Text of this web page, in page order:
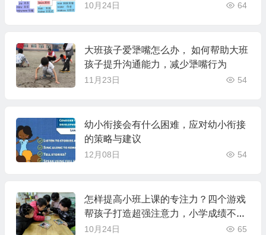
10月24日 64
大班孩子爱犟嘴怎么办， 如何帮助大班
孩子提升沟通能力，减少犟嘴行为
11月23日 54
幼小衔接会有什么困难，应对幼小衔接
的策略与建议
12月08日 54
怎样提高小班上课的专注力？四个游戏
帮孩子打造超强注意力，小学成绩不用
愁吗？
10月24日 65